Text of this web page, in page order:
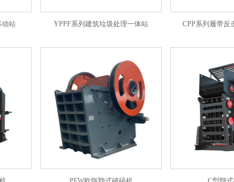
动站 YPPF系列建筑垃圾处理一体站 CPP系列履带反